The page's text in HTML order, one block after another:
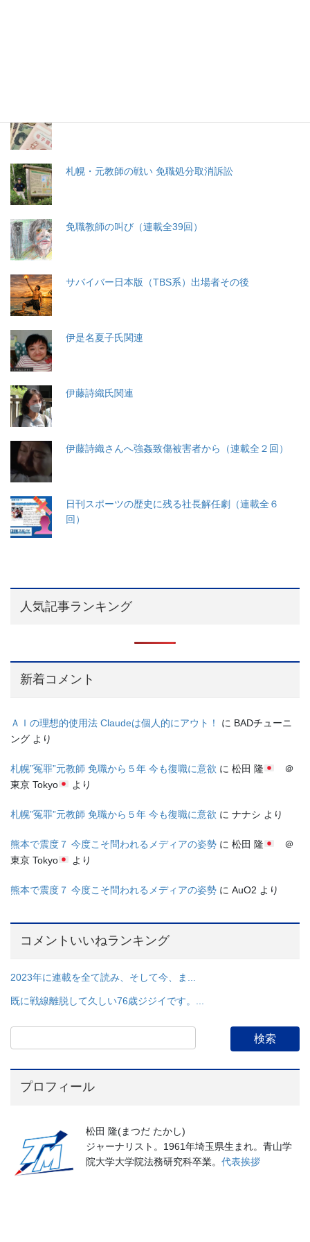
札幌・元教師の戦い 免職処分取消訴訟
免職教師の叫び（連載全39回）
サバイバー日本版（TBS系）出場者その後
伊是名夏子氏関連
伊藤詩織氏関連
伊藤詩織さんへ強姦致傷被害者から（連載全２回）
日刊スポーツの歴史に残る社長解任劇（連載全６
回）
人気記事ランキング
新着コメント
ＡＩの理想的使用法 Claudeは個人的にアウト！ に BADチューニ
ング より
札幌”冤罪”元教師 免職から５年 今も復職に意欲 に 松田 隆
＠
東京 Tokyo
より
札幌”冤罪”元教師 免職から５年 今も復職に意欲 に ナナシ より
熊本で震度７ 今度こそ問われるメディアの姿勢 に 松田 隆
＠
東京 Tokyo
より
熊本で震度７ 今度こそ問われるメディアの姿勢 に AuO2 より
コメントいいねランキング
2023年に連載を全て読み、そして今、ま...
既に戦線離脱して久しい76歳ジジイです。...
プロフィール
松田 隆(まつだ たかし)
ジャーナリスト。1961年埼玉県生まれ。青山学
院大学大学院法務研究科卒業。 代表挨拶